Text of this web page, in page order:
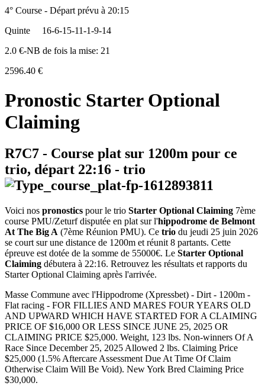
4° Course - Départ prévu à 20:15
Quinte
16-6-15-11-1-9-14
2.0 €-NB de fois la mise: 21
2596.40 €
Pronostic Starter Optional
Claiming
R7C7 - Course plat sur 1200m pour ce
trio, départ 22:16 - trio
Voici nos pronostics pour le trio Starter Optional Claiming 7ème
course PMU/Zeturf disputée en plat sur l'hippodrome de Belmont
At The Big A (7ème Réunion PMU). Ce trio du jeudi 25 juin 2026
se court sur une distance de 1200m et réunit 8 partants. Cette
épreuve est dotée de la somme de 55000€. Le Starter Optional
Claiming débutera à 22:16. Retrouvez les résultats et rapports du
Starter Optional Claiming après l'arrivée.
Masse Commune avec l'Hippodrome (Xpressbet) - Dirt - 1200m -
Flat racing - FOR FILLIES AND MARES FOUR YEARS OLD
AND UPWARD WHICH HAVE STARTED FOR A CLAIMING
PRICE OF $16,000 OR LESS SINCE JUNE 25, 2025 OR
CLAIMING PRICE $25,000. Weight, 123 lbs. Non-winners Of A
Race Since December 25, 2025 Allowed 2 lbs. Claiming Price
$25,000 (1.5% Aftercare Assessment Due At Time Of Claim
Otherwise Claim Will Be Void). New York Bred Claiming Price
$30,000.